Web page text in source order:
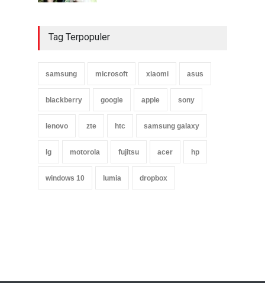
Tag Terpopuler
samsung microsoft xiaomi asus
blackberry google apple sony
lenovo zte htc samsung galaxy
lg motorola fujitsu acer hp
windows 10 lumia dropbox